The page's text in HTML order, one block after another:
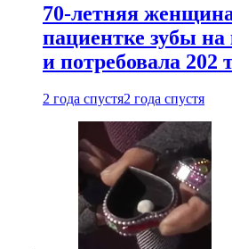
70-летняя
пациентке зубы на
и потребовала 202
2 года спустя2 года спустя